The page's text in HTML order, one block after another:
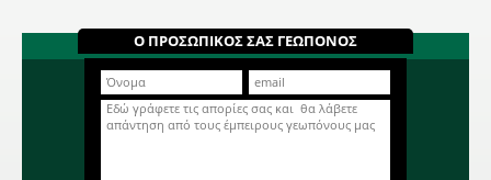
Ο ΠΡΟΣΩΠΙΚΟΣ ΣΑΣ ΓΕΩΠΟΝΟΣ